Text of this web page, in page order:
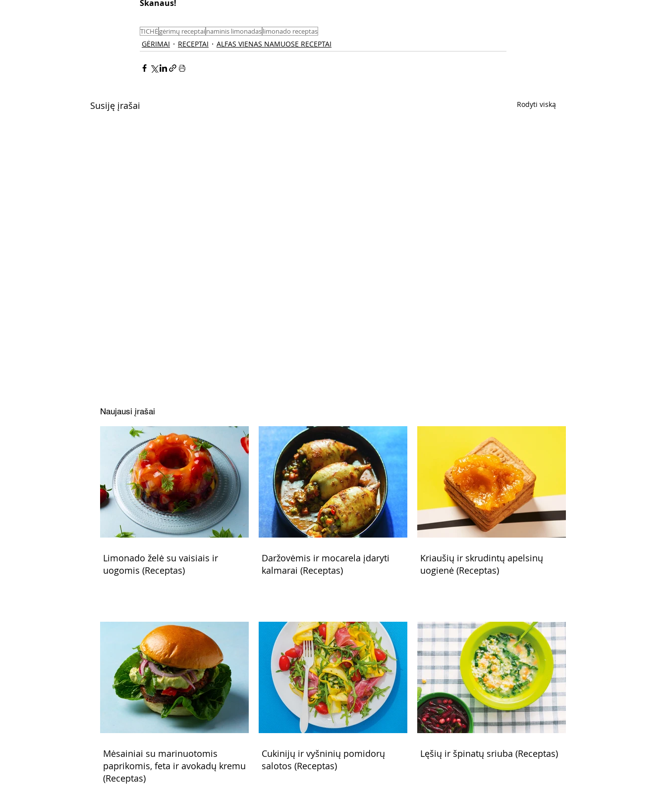
Skanaus!
TICHĖgėrimų receptainaminis limonadaslimonado receptas
GĖRIMAI RECEPTAI ALFAS VIENAS NAMUOSE RECEPTAI
Susiję įrašai Rodyti viską
Naujausi įrašai
Limonado želė su vaisiais ir
uogomis (Receptas)
Daržovėmis ir mocarela įdaryti
kalmarai (Receptas)
Kriaušių ir skrudintų apelsinų
uogienė (Receptas)
Mėsainiai su marinuotomis
paprikomis, feta ir avokadų kremu
(Receptas)
Cukinijų ir vyšninių pomidorų
salotos (Receptas)
Lęšių ir špinatų sriuba (Receptas)